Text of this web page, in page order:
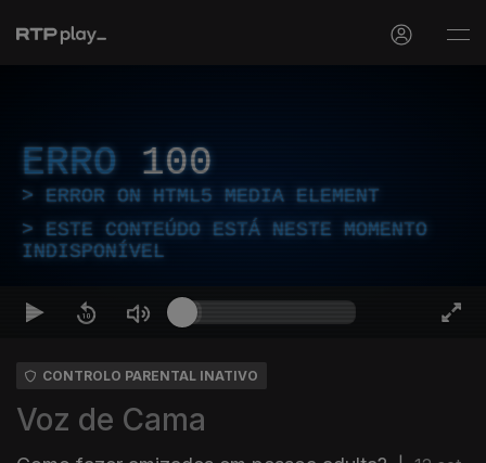
ERRO 100
ERROR ON HTML5 MEDIA ELEMENT
ESTE CONTEÚDO ESTÁ NESTE MOMENTO
INDISPONÍVEL
CONTROLO PARENTAL INATIVO
Voz de Cama